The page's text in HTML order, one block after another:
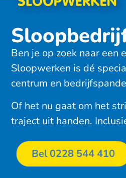
Ben je op zoek naar een
Sloopwerken is dé
centrum en
Of het nu gaat om het
traject uit handen.
Bel 0228 544 410